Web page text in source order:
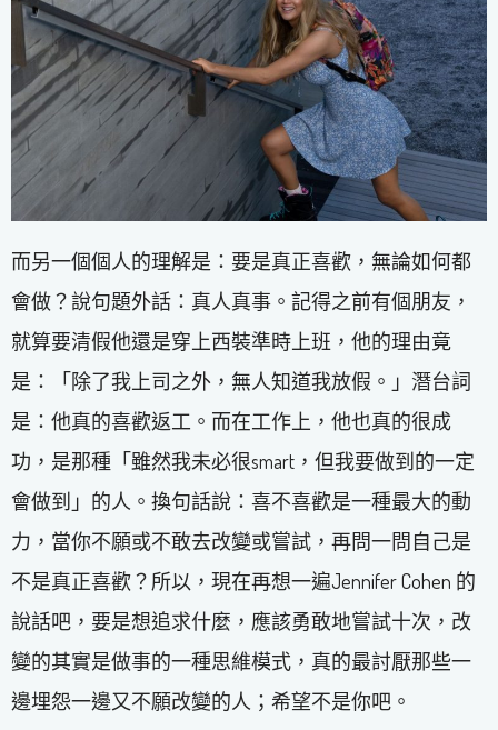
而另一個個人的理解是：要是真正喜歡，無論如何都
會做？說句題外話：真人真事。記得之前有個朋友，
就算要清假他還是穿上西裝準時上班，他的理由竟
是：「除了我上司之外，無人知道我放假。」潛台詞
是：他真的喜歡返工。而在工作上，他也真的很成
功，是那種「雖然我未必很smart，但我要做到的一定
會做到」的人。換句話說：喜不喜歡是一種最大的動
力，當你不願或不敢去改變或嘗試，再問一問自己是
不是真正喜歡？所以，現在再想一遍Jennifer Cohen 的
說話吧，要是想追求什麼，應該勇敢地嘗試十次，改
變的其實是做事的一種思維模式，真的最討厭那些一
邊埋怨一邊又不願改變的人；希望不是你吧。